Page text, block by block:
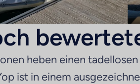
heben einen
ist in einem